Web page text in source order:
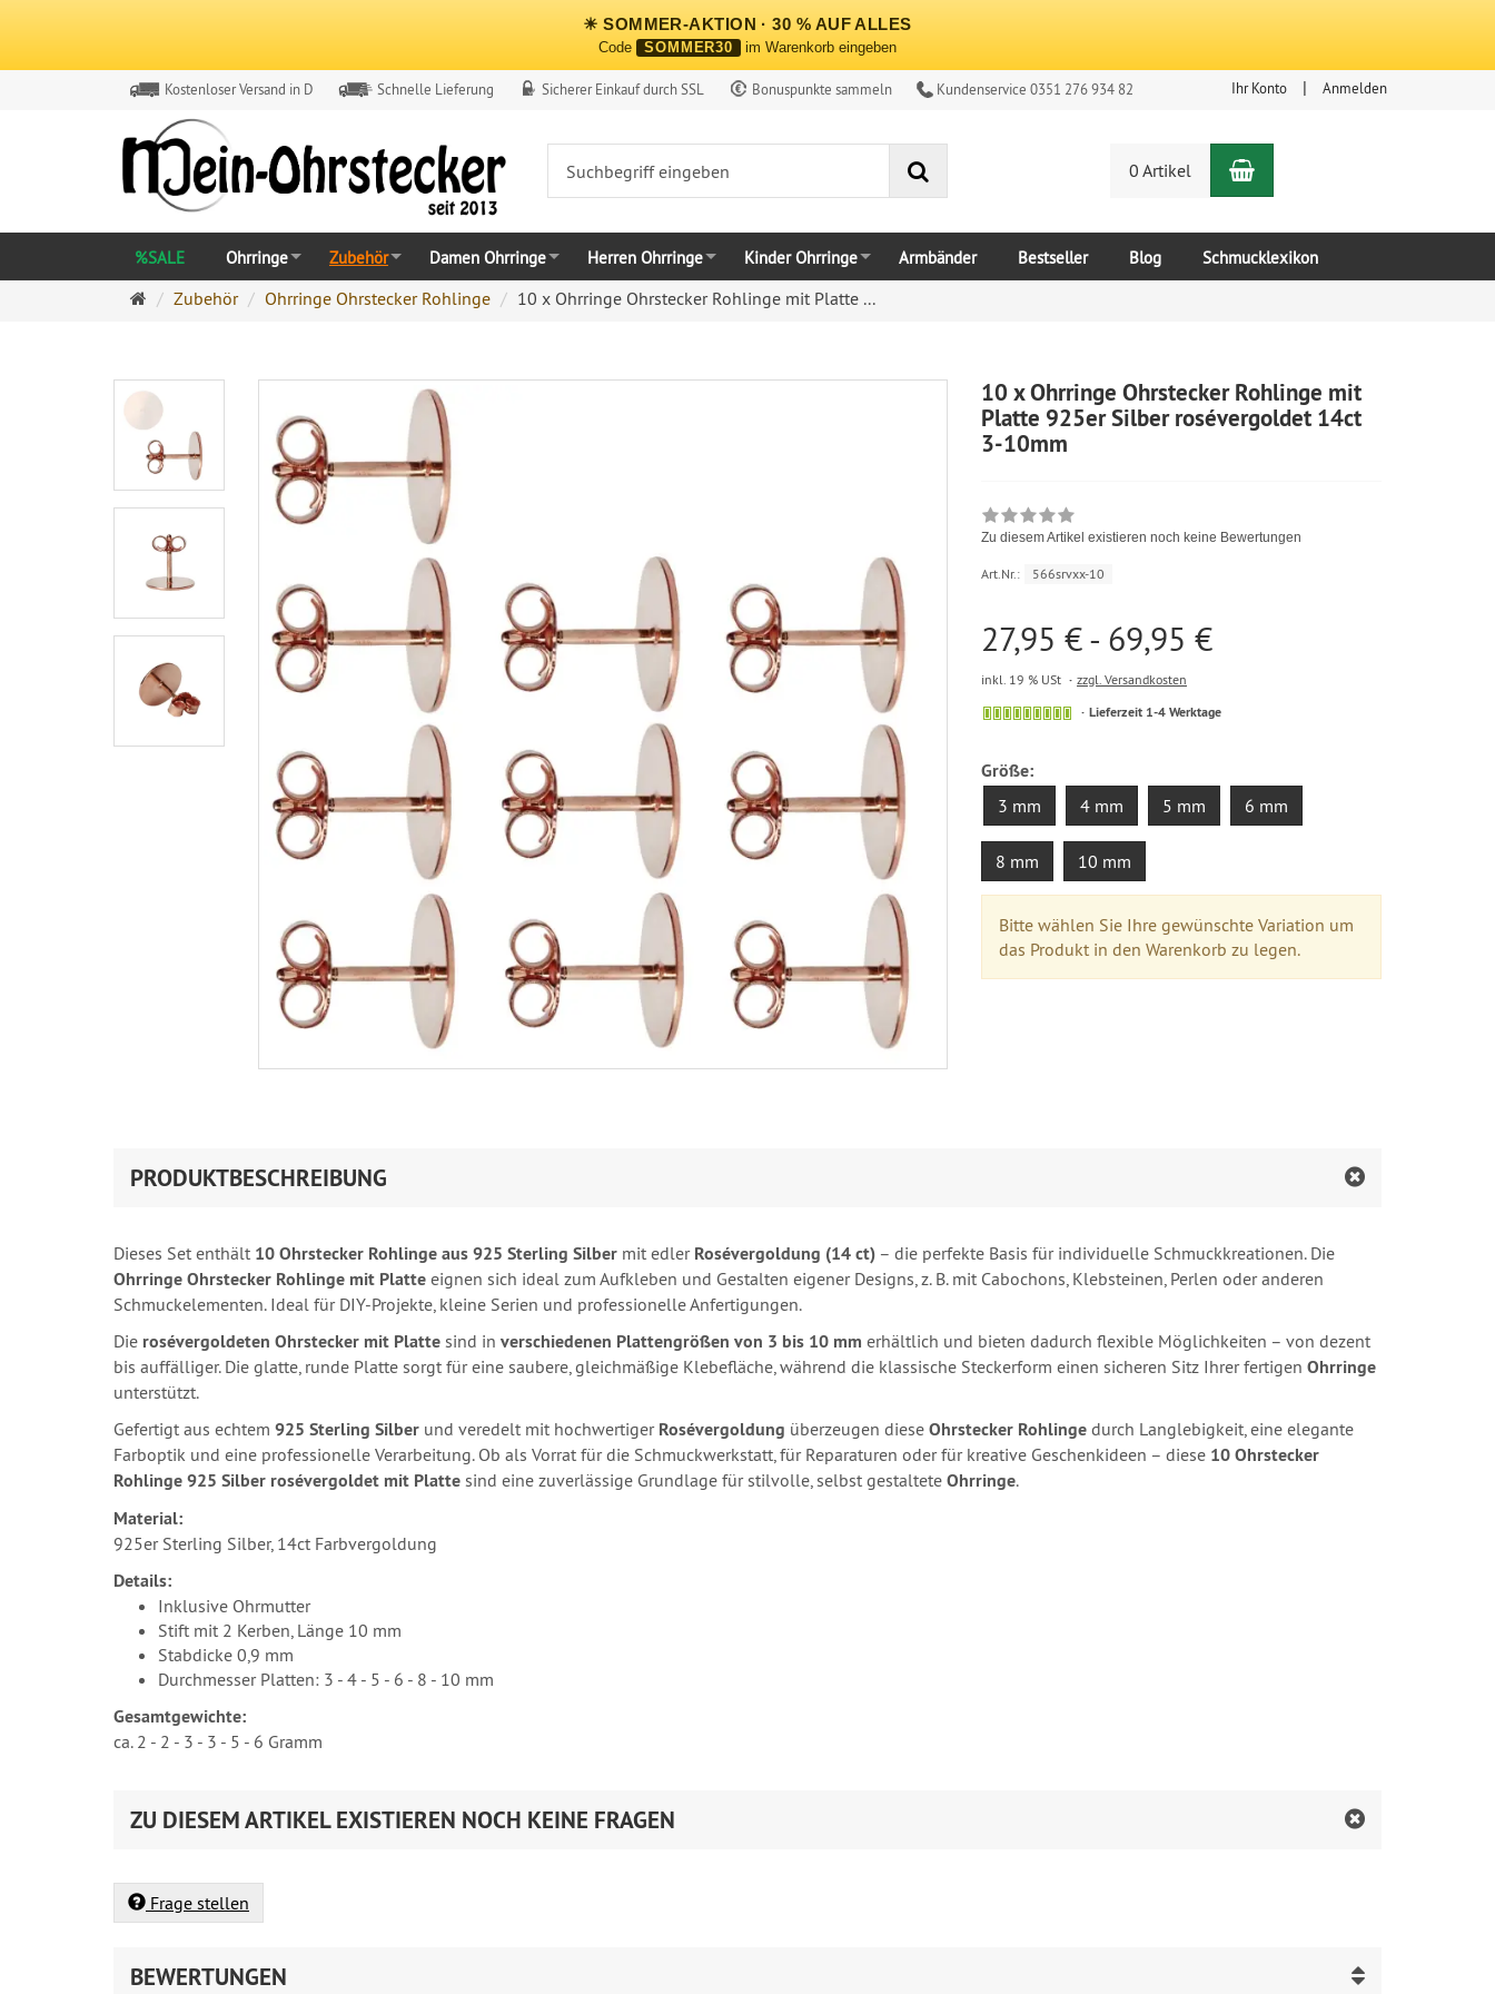
☀ SOMMER-AKTION · 30 % AUF ALLES
Code SOMMER30 im Warenkorb eingeben
Kostenloser Versand in D Schnelle Lieferung Sicherer Einkauf durch SSL Bonuspunkte sammeln Kundenservice 0351 276 934 82 Ihr Konto Anmelden
0 Artikel Warenkorb
%SALE Ohrringe Zubehör Damen Ohrringe Herren Ohrringe Kinder Ohrringe Armbänder Bestseller Blog Schmucklexikon
Ohrringe
Zubehör Ohrringe Ohrstecker Rohlinge 10 x Ohrringe Ohrstecker Rohlinge mit Platte ...
10 x Ohrringe Ohrstecker Rohlinge mit
Platte 925er Silber rosévergoldet 14ct
3-10mm
Zu diesem Artikel existieren noch keine Bewertungen
Art.Nr.: 566srvxx-10
27,95 € - 69,95 €
inkl. 19 % USt zzgl. Versandkosten
Lieferzeit 1-4 Werktage
Größe:
3 mm 4 mm 5 mm 6 mm
8 mm 10 mm
Bitte wählen Sie Ihre gewünschte Variation um
das Produkt in den Warenkorb zu legen.
PRODUKTBESCHREIBUNG
Dieses Set enthält 10 Ohrstecker Rohlinge aus 925 Sterling Silber mit edler Rosévergoldung (14 ct) – die perfekte Basis für individuelle Schmuckkreationen. Die
Ohrringe Ohrstecker Rohlinge mit Platte eignen sich ideal zum Aufkleben und Gestalten eigener Designs, z. B. mit Cabochons, Klebsteinen, Perlen oder anderen
Schmuckelementen. Ideal für DIY-Projekte, kleine Serien und professionelle Anfertigungen.
Die rosévergoldeten Ohrstecker mit Platte sind in verschiedenen Plattengrößen von 3 bis 10 mm erhältlich und bieten dadurch flexible Möglichkeiten – von dezent
bis auffälliger. Die glatte, runde Platte sorgt für eine saubere, gleichmäßige Klebefläche, während die klassische Steckerform einen sicheren Sitz Ihrer fertigen Ohrringe
unterstützt.
Gefertigt aus echtem 925 Sterling Silber und veredelt mit hochwertiger Rosévergoldung überzeugen diese Ohrstecker Rohlinge durch Langlebigkeit, eine elegante
Farboptik und eine professionelle Verarbeitung. Ob als Vorrat für die Schmuckwerkstatt, für Reparaturen oder für kreative Geschenkideen – diese 10 Ohrstecker
Rohlinge 925 Silber rosévergoldet mit Platte sind eine zuverlässige Grundlage für stilvolle, selbst gestaltete Ohrringe.
Material:
925er Sterling Silber, 14ct Farbvergoldung
Details:
Inklusive Ohrmutter
Stift mit 2 Kerben, Länge 10 mm
Stabdicke 0,9 mm
Durchmesser Platten: 3 - 4 - 5 - 6 - 8 - 10 mm
Gesamtgewichte:
ca. 2 - 2 - 3 - 3 - 5 - 6 Gramm
ZU DIESEM ARTIKEL EXISTIEREN NOCH KEINE FRAGEN
Frage stellen
BEWERTUNGEN